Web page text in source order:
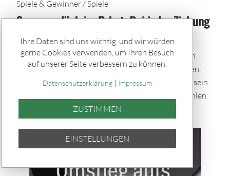
Spiele & Gewinner / Spiele
Sommerglück im Paket: Bei jeder Ziehung
dabei – auch im Urlaub
Mit den Sommerglück Spielpaketen bleibst du auch
während der Urlaubszeit im Spiel. Einmal auswählen,
automatisch tippen und bei allen Ziehungen dabei sein
– bequem per Quicktipp mit zufällig gewählten Zahlen.
Ihre Daten sind uns wichtig, und wir würden
gerne Cookies verwenden, um Ihren Besuch
auf unserer Seite verbessern zu können.
Datenschutzerklärung| Impressum
ZUSTIMMEN
EINSTELLUNGEN